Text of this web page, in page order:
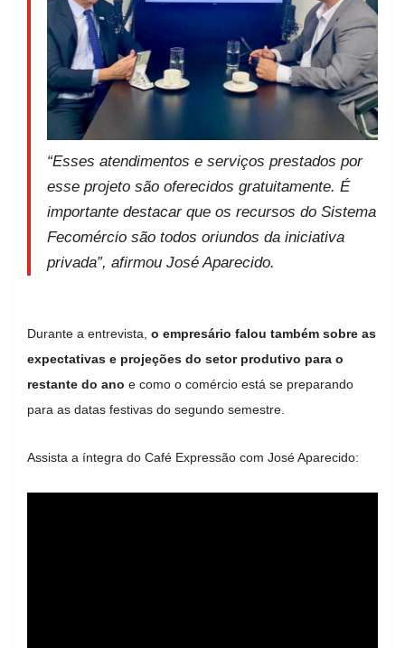
“Esses atendimentos e serviços prestados por
esse projeto são oferecidos gratuitamente. É
importante destacar que os recursos do Sistema
Fecomércio são todos oriundos da iniciativa
privada”, afirmou José Aparecido.
Durante a entrevista, o empresário falou também sobre as
expectativas e projeções do setor produtivo para o
restante do ano e como o comércio está se preparando
para as datas festivas do segundo semestre.
Assista a íntegra do Café Expressão com José Aparecido: